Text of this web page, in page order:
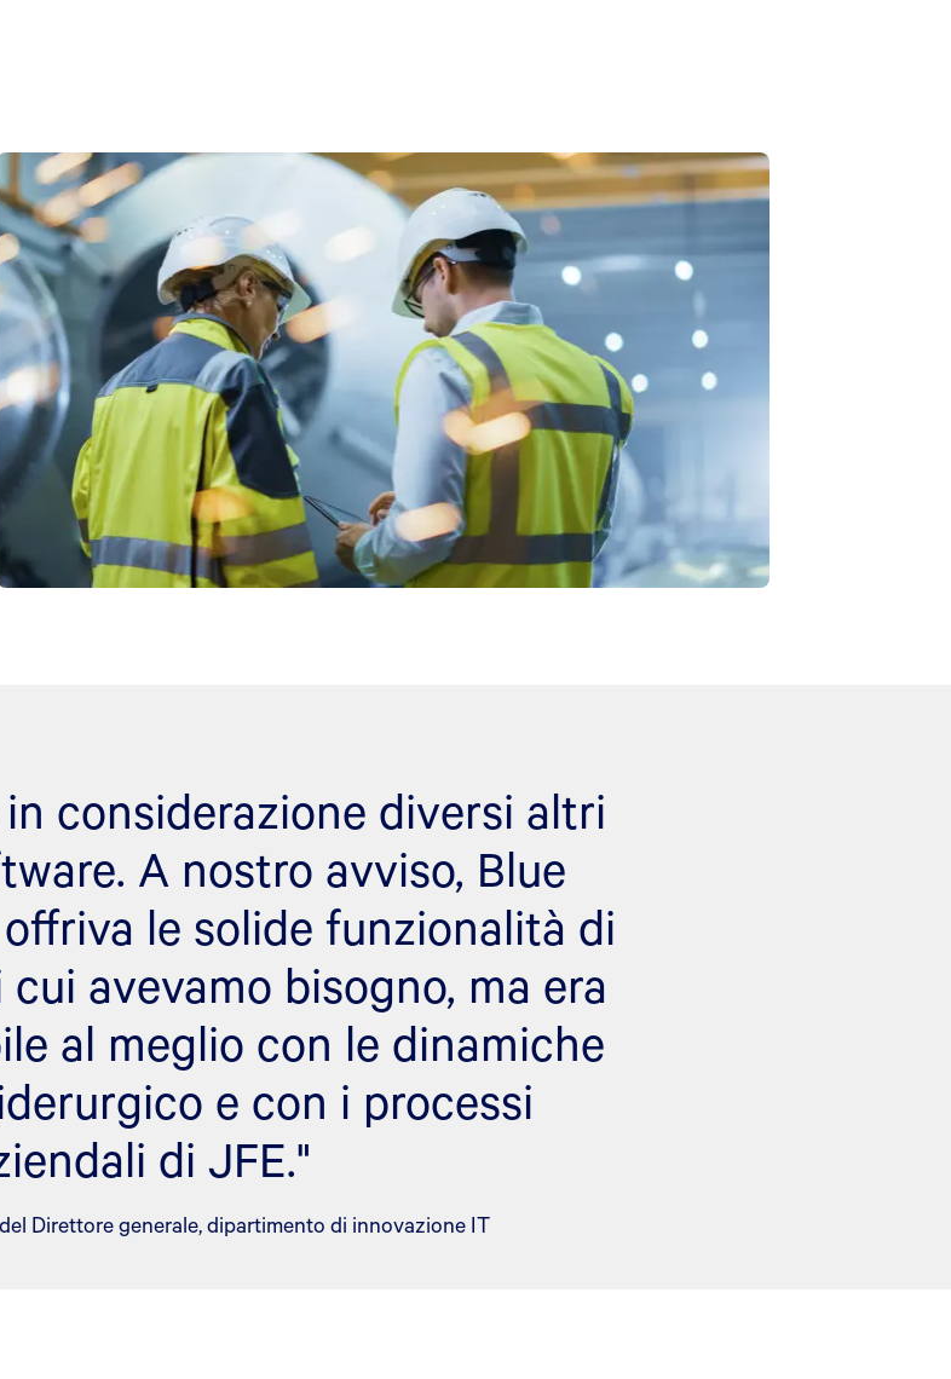
considerazione diversi altri
A nostro avviso, Blue
le solide funzionalità di
avevamo bisogno, ma era
al meglio con le dinamiche
e con i processi
di JFE."
Direttore generale, dipartimento di innovazione IT